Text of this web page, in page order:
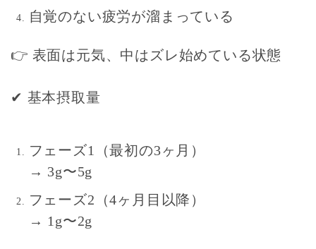
自覚のない疲労が溜まっている
👉 表面は元気、中はズレ始めている状態
✔ 基本摂取量
フェーズ1（最初の3ヶ月）
→ 3g〜5g
フェーズ2（4ヶ月目以降）
→ 1g〜2g